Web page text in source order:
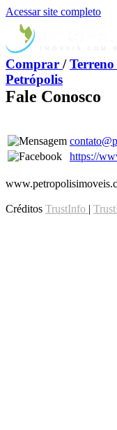
Acessar site completo
Comprar /Terreno
Petrópolis
Fale Conosco
https://
Créditos TrustInfo |